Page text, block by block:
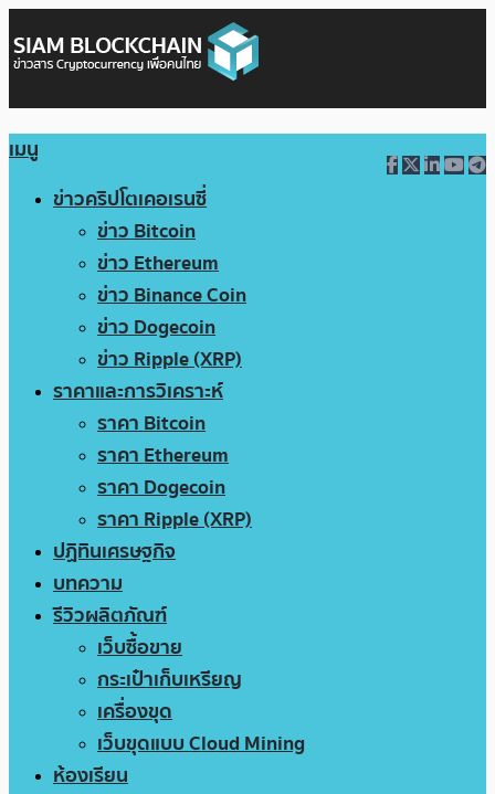
เมนู
ข่าวคริปโตเคอเรนซี่
ข่าว Bitcoin
ข่าว Ethereum
ข่าว Binance Coin
ข่าว Dogecoin
ข่าว Ripple (XRP)
ราคาและการวิเคราะห์
ราคา Bitcoin
ราคา Ethereum
ราคา Dogecoin
ราคา Ripple (XRP)
ปฏิทินเศรษฐกิจ
บทความ
รีวิวผลิตภัณฑ์
เว็บซื้อขาย
กระเป๋าเก็บเหรียญ
เครื่องขุด
เว็บขุดแบบ Cloud Mining
ห้องเรียน